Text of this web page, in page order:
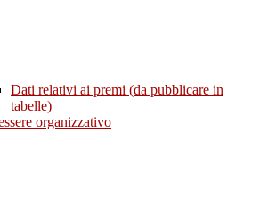
Dati relativi ai premi (da pubblicare in
tabelle)
organizzativo